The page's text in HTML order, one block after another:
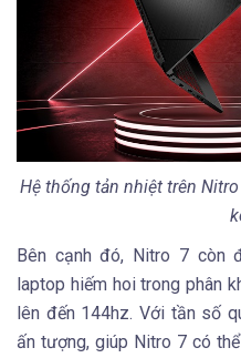
Hệ thống tản nhiệt trên
Bên cạnh đó, Nitro 7 còn
laptop hiếm hoi trong phân
lên đến 144hz. Với tần số
ấn tượng, giúp Nitro 7 có